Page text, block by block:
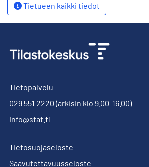
Tietueen kaikki tiedot
Tietopalvelu
029 551 2220 (arkisin klo 9.00-16.00)
info@stat.fi
Tietosuojaseloste
Saavutettavuusseloste